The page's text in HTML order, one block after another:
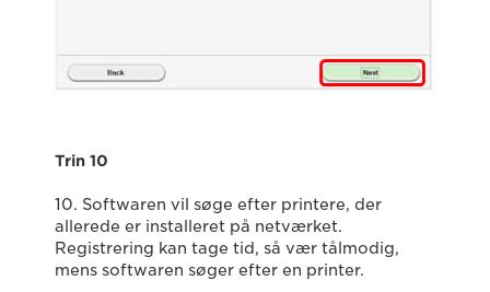
Trin 10
10. Softwaren vil søge efter printere, der
allerede er installeret på netværket.
Registrering kan tage tid, så vær tålmodig,
mens softwaren søger efter en printer.